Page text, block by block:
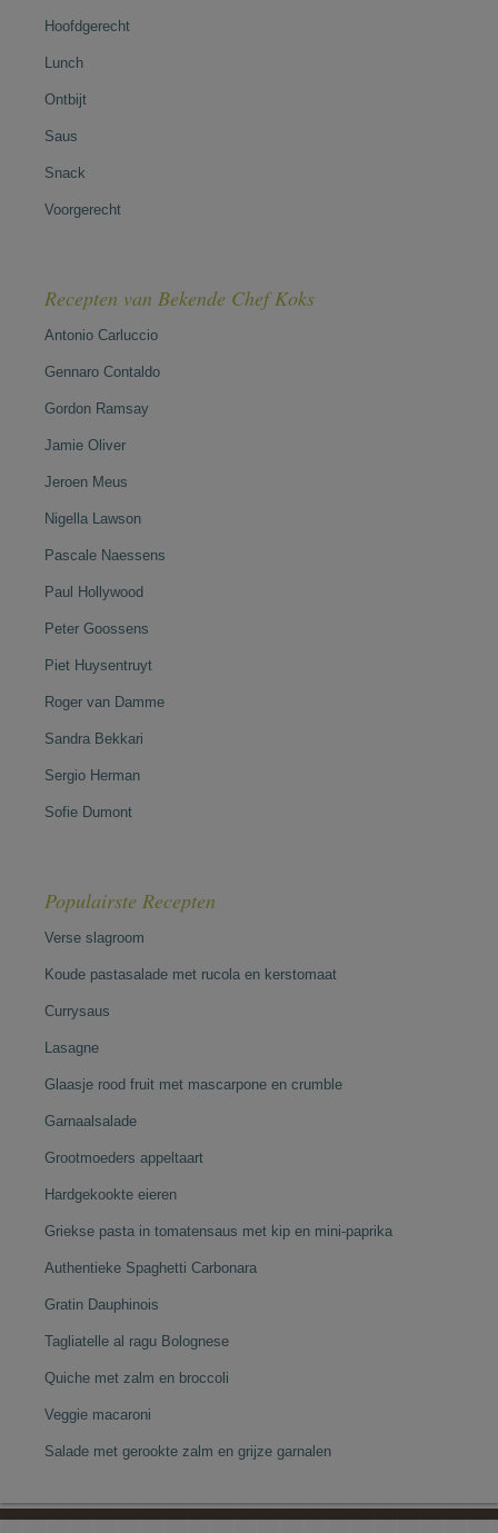
Hoofdgerecht
Lunch
Ontbijt
Saus
Snack
Voorgerecht
Recepten van Bekende Chef Koks
Antonio Carluccio
Gennaro Contaldo
Gordon Ramsay
Jamie Oliver
Jeroen Meus
Nigella Lawson
Pascale Naessens
Paul Hollywood
Peter Goossens
Piet Huysentruyt
Roger van Damme
Sandra Bekkari
Sergio Herman
Sofie Dumont
Populairste Recepten
Verse slagroom
Koude pastasalade met rucola en kerstomaat
Currysaus
Lasagne
Glaasje rood fruit met mascarpone en crumble
Garnaalsalade
Grootmoeders appeltaart
Hardgekookte eieren
Griekse pasta in tomatensaus met kip en mini-paprika
Authentieke Spaghetti Carbonara
Gratin Dauphinois
Tagliatelle al ragu Bolognese
Quiche met zalm en broccoli
Veggie macaroni
Salade met gerookte zalm en grijze garnalen